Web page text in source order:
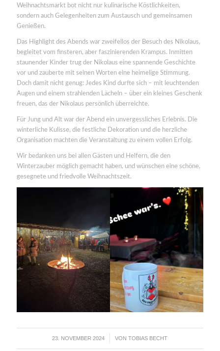
Weihnachtsmarkt bot nicht nur kulinarische Köstlichkeiten,
sondern auch Gelegenheiten zum Austausch und gemeinsamen
Genießen.
Das Highlight des Abends war zweifellos der Besuch des Nikolaus,
begleitet vom finsteren, aber faszinierenden Krampus. Inmitten
staunender Kinder trug der Nikolaus eine spannende Geschichte
vor und zauberte mit seinen Worten eine heimelige Stimmung.
Doch damit nicht genug: Jedes Kind durfte sich – mit leuchtenden
Augen und einem strahlenden Lächeln – über ein kleines Geschenk
freuen, das der Nikolaus persönlich überreichte.
Für Jung und Alt war der Abend ein unvergessliches Erlebnis. Die
winterliche Kulisse, die festliche Dekoration und die herzliche
Organisation machten die Veranstaltung zu einem vollen Erfolg.
Wir bedanken uns bei allen Gästen und Helfern, die den
Winterzauber möglich gemacht haben, und wünschen eine schöne,
gesegnete und friedvolle Weihnachtszeit.
23. NOVEMBER 2024
/ VONTOBIAS BECHT